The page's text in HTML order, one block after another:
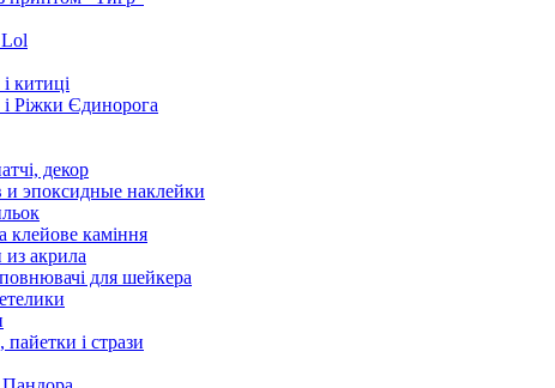
китиці
Ріжки Єдинорога
декор
эпоксидные наклейки
клейове каміння
акрила
для шейкера
і стрази